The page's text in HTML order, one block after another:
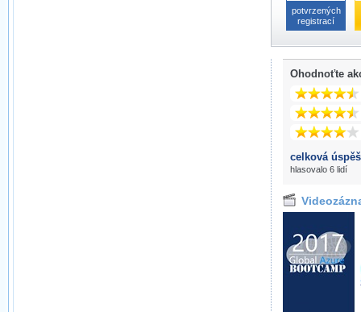
potvrzených
registrací
Ohodnoťte
celková
hlasovalo 6 lidí